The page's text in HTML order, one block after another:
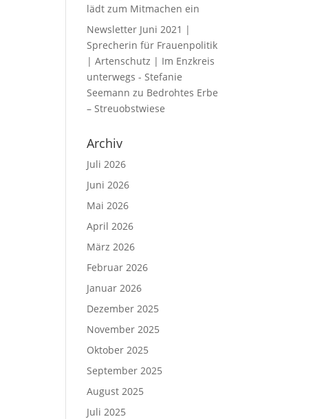
lädt zum Mitmachen ein
Newsletter Juni 2021 |
Sprecherin für Frauenpolitik
| Artenschutz | Im Enzkreis
unterwegs - Stefanie
Seemann zu Bedrohtes Erbe
– Streuobstwiese
Archiv
Juli 2026
Juni 2026
Mai 2026
April 2026
März 2026
Februar 2026
Januar 2026
Dezember 2025
November 2025
Oktober 2025
September 2025
August 2025
Juli 2025